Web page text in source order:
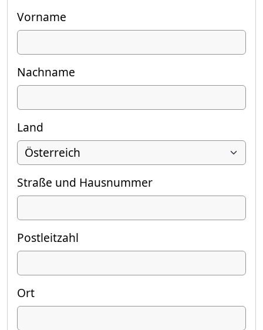
Vorname
Nachname
Land
Straße und Hausnummer
Postleitzahl
Ort